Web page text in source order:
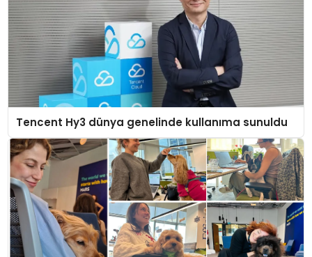
Tencent Hy3 dünya genelinde kullanıma sunuldu